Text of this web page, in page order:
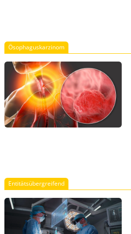
Ösophaguskarzinom
Entitätsübergreifend